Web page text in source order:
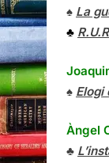
♠ La
♣ R.U.R
♠ Elogi
Àngel
♣